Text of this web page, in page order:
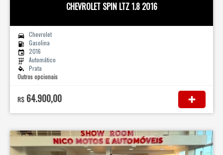
CHEVROLET SPIN LTZ 1.8 2016
Chevrolet
Gasolina
2016
Automático
Prata
Outros opcionais
R$ 64.900,00